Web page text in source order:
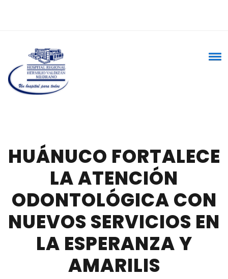
HUÁNUCO FORTALECE
LA ATENCIÓN
ODONTOLÓGICA CON
NUEVOS SERVICIOS EN
LA ESPERANZA Y
AMARILIS